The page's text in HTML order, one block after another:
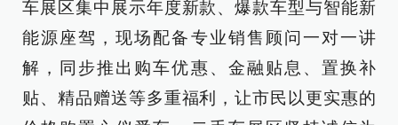
车展区集中展示年度新款、爆款车型与智能新
能源座驾，现场配备专业销售顾问一对一讲
解，同步推出购车优惠、金融贴息、置换补
贴、精品赠送等多重福利，让市民以更实惠的